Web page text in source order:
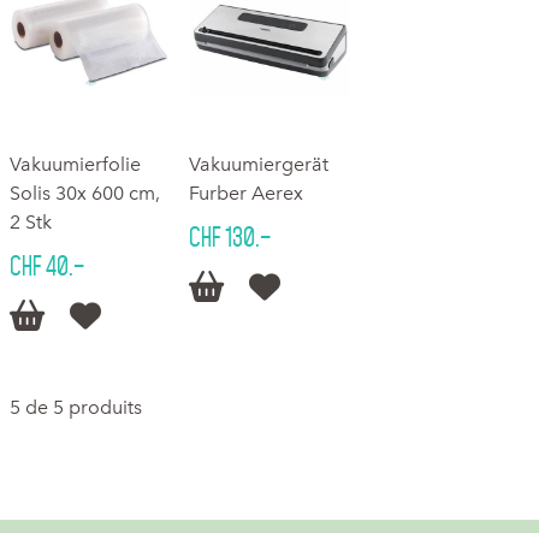
Vakuumierfolie
Solis 30x 600 cm,
2 Stk
CHF 40.–
 
Vakuumiergerät
Furber Aerex
CHF 130.–
 
5 de 5 produits